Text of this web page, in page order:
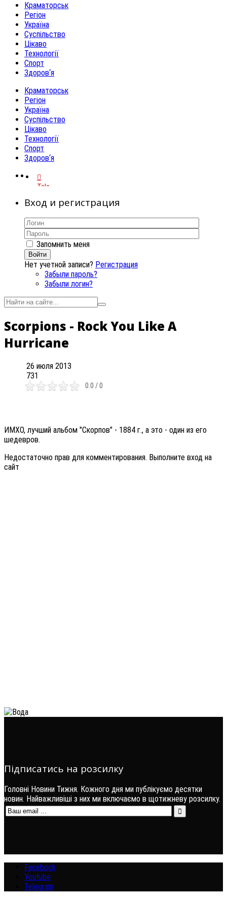
Краматорськ
Регіон
Україна
Суспільство
Цікаво
Технології
Спорт
Здоров‘я
Краматорськ
Регіон
Україна
Суспільство
Цікаво
Технології
Спорт
Здоров‘я
Telegram
Вход и регистрация
Запомнить меня
Войти
Нет учетной записи? Регистрация
Забыли пароль?
Забыли логин?
Scorpions - Rock You Like A
Hurricane
26 июля 2013
731
0.0 / 0
ИМХО, лучший альбом "Скорпов" - 1884 г., а это - один из его
шедевров.
Недостаточно прав для комментирования. Выполните вход на
сайт
Підписатись на розсилку
Головні Новини Тижня. Кожного дня ми публікуємо десятки
новин. Найважливіші з них ми включаємо в щотижневу розсилку.
Facebook
Youtube
Telegram